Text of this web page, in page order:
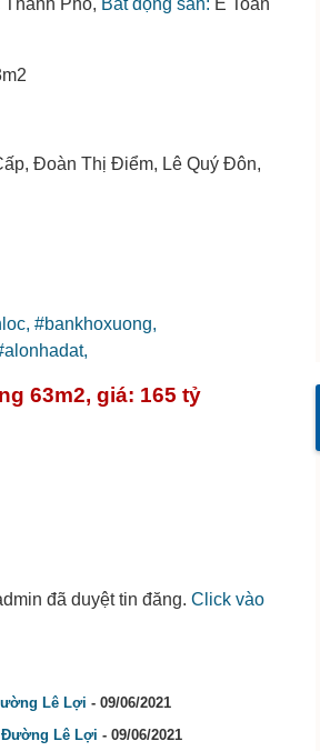
Đoàn Thị Điểm, Lê Quý Đôn,
#bankhoxuong,
63m2, giá: 165 tỷ
đã duyệt tin đăng. Click vào
Lê Lợi - 09/06/2021
Đường Lê Lợi - 09/06/2021